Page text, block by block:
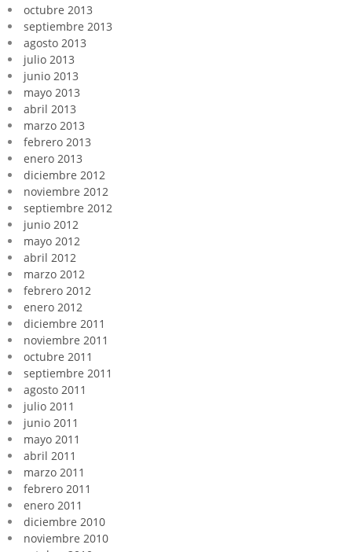
octubre 2013
septiembre 2013
agosto 2013
julio 2013
junio 2013
mayo 2013
abril 2013
marzo 2013
febrero 2013
enero 2013
diciembre 2012
noviembre 2012
septiembre 2012
junio 2012
mayo 2012
abril 2012
marzo 2012
febrero 2012
enero 2012
diciembre 2011
noviembre 2011
octubre 2011
septiembre 2011
agosto 2011
julio 2011
junio 2011
mayo 2011
abril 2011
marzo 2011
febrero 2011
enero 2011
diciembre 2010
noviembre 2010